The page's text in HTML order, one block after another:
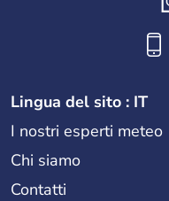
Lingua del sito : IT
I nostri esperti meteo
Chi siamo
Contatti